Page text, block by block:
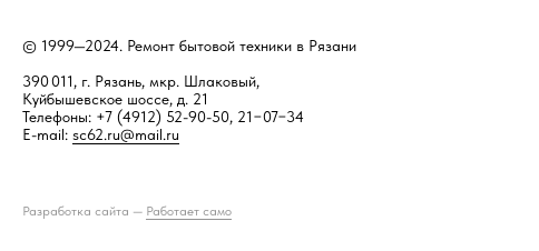
Разработка сайта — Работает само
© 1999—2024. Ремонт бытовой техники в Рязани
390 011, г. Рязань, мкр. Шлаковый,
Куйбышевское шоссе, д. 21
Телефоны: +7 (4912) 52-90-50, 21−07−34
E-mail: sc62.ru@mail.ru